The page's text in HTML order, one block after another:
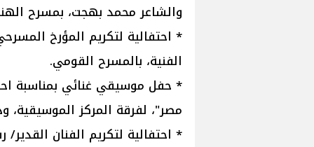
والشاعر محمد بهجت، بمسرح
* احتفالية لتكريم المؤرخ
الفنية، بالمسرح القومي.
* حفل موسيقي غنائي بمناسبة
مصر"، لفرقة المركز الموسيقية،
* احتفالية لتكريم الفنان